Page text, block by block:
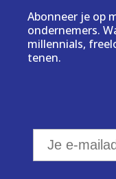
Abonneer je op
ondernemers.
millennials,
tenen.